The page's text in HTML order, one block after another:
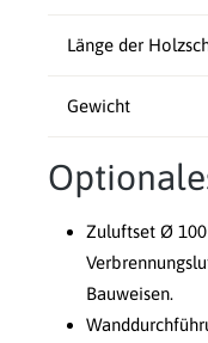
Länge der
Gewicht
Zuluftset Ø
Bauweisen.